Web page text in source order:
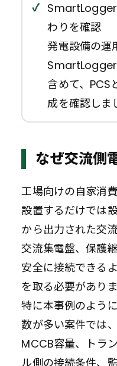
わりを確認
発電設備の運
含めて、PCS
成を確認しま
なぜ交流側
工場向けの自家消
設置するだけでは
から出力された交
交流集電盤、保護
安全に接続できる
を取る必要がありま
特に本事例のよう
数が多い案件では
MCCB容量、トラ
ル側の接続条件、